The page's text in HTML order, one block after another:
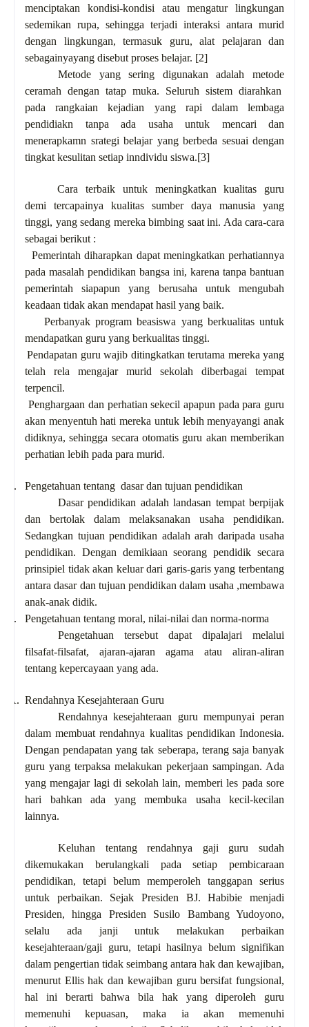
menciptakan kondisi-kondisi atau mengatur lingkungan
sedemikan rupa, sehingga terjadi interaksi antara murid
dengan lingkungan, termasuk guru, alat pelajaran dan
sebagainyayang disebut proses belajar. [2]
Metode yang sering digunakan adalah metode
ceramah dengan tatap muka. Seluruh sistem diarahkan
pada rangkaian kejadian yang rapi dalam lembaga
pendidiakn tanpa ada usaha untuk mencari dan
menerapkamn srategi belajar yang berbeda sesuai dengan
tingkat kesulitan setiap inndividu siswa.[3]
Cara terbaik untuk meningkatkan kualitas guru
demi tercapainya kualitas sumber daya manusia yang
tinggi, yang sedang mereka bimbing saat ini. Ada cara-cara
sebagai berikut :
Pemerintah diharapkan dapat meningkatkan perhatiannya
pada masalah pendidikan bangsa ini, karena tanpa bantuan
pemerintah siapapun yang berusaha untuk mengubah
keadaan tidak akan mendapat hasil yang baik.
Perbanyak program beasiswa yang berkualitas untuk
mendapatkan guru yang berkualitas tinggi.
Pendapatan guru wajib ditingkatkan terutama mereka yang
telah rela mengajar murid sekolah diberbagai tempat
terpencil.
Penghargaan dan perhatian sekecil apapun pada para guru
akan menyentuh hati mereka untuk lebih menyayangi anak
didiknya, sehingga secara otomatis guru akan memberikan
perhatian lebih pada para murid.
5.
Pengetahuan tentang dasar dan tujuan pendidikan
Dasar pendidikan adalah landasan tempat berpijak
dan bertolak dalam melaksanakan usaha pendidikan.
Sedangkan tujuan pendidikan adalah arah daripada usaha
pendidikan. Dengan demikiaan seorang pendidik secara
prinsipiel tidak akan keluar dari garis-garis yang terbentang
antara dasar dan tujuan pendidikan dalam usaha ,membawa
anak-anak didik.
6.
Pengetahuan tentang moral, nilai-nilai dan norma-norma
Pengetahuan tersebut dapat dipalajari melalui
filsafat-filsafat, ajaran-ajaran agama atau aliran-aliran
tentang kepercayaan yang ada.
A. Rendahnya Kesejahteraan Guru
Rendahnya kesejahteraan guru mempunyai peran
dalam membuat rendahnya kualitas pendidikan Indonesia.
Dengan pendapatan yang tak seberapa, terang saja banyak
guru yang terpaksa melakukan pekerjaan sampingan. Ada
yang mengajar lagi di sekolah lain, memberi les pada sore
hari bahkan ada yang membuka usaha kecil-kecilan
lainnya.
Keluhan tentang rendahnya gaji guru sudah
dikemukakan berulangkali pada setiap pembicaraan
pendidikan, tetapi belum memperoleh tanggapan serius
untuk perbaikan. Sejak Presiden BJ. Habibie menjadi
Presiden, hingga Presiden Susilo Bambang Yudoyono,
selalu ada janji untuk melakukan perbaikan
kesejahteraan/gaji guru, tetapi hasilnya belum signifikan
dalam pengertian tidak seimbang antara hak dan kewajiban,
menurut Ellis hak dan kewajiban guru bersifat fungsional,
hal ini berarti bahwa bila hak yang diperoleh guru
memenuhi kepuasan, maka ia akan memenuhi